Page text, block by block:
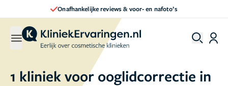
Onafhankelijke reviews & voor- en nafoto’s
1 kliniek voor ooglidcorrectie in